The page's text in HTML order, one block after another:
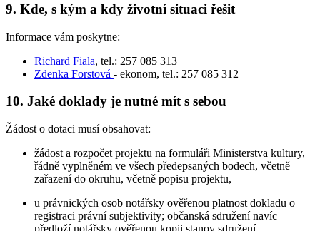
9. Kde, s kým a kdy životní situaci řešit
Informace vám poskytne:
Richard Fiala, tel.: 257 085 313
Zdenka Forstová - ekonom, tel.: 257 085 312
10. Jaké doklady je nutné mít s sebou
Žádost o dotaci musí obsahovat:
žádost a rozpočet projektu na formuláři Ministerstva kultury,
řádně vyplněném ve všech předepsaných bodech, včetně
zařazení do okruhu, včetně popisu projektu,
u právnických osob notářsky ověřenou platnost dokladu o
registraci právní subjektivity; občanská sdružení navíc
předloží notářsky ověřenou kopii stanov sdružení,